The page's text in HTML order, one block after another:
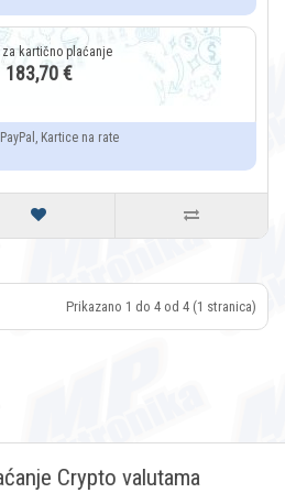
183,70 €
Kartice na rate
Prikazano 1 do 4 od 4 (1 stranica)